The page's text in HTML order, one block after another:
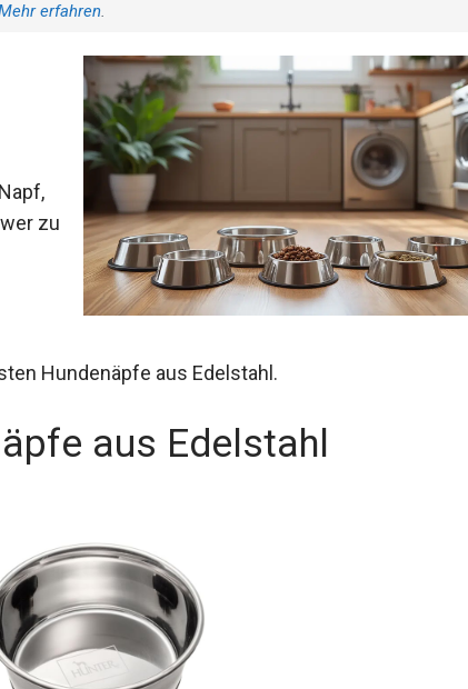
erfahren.
zu
Hundenäpfe aus Edelstahl.
aus Edelstahl